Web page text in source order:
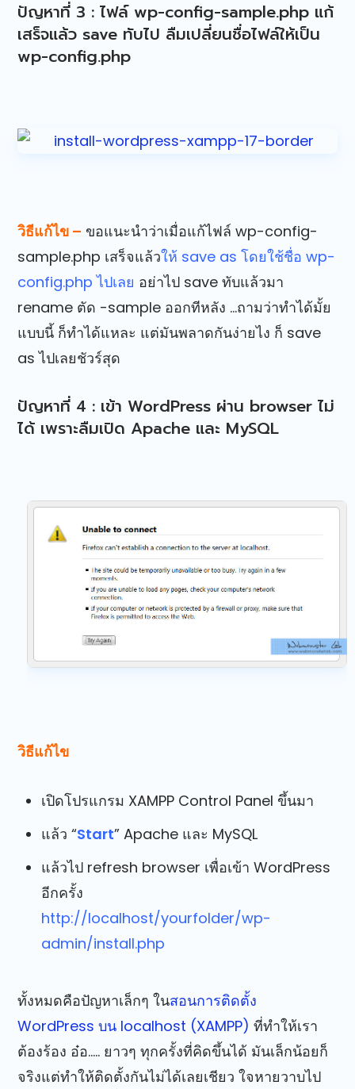
ปัญหาที่ 3 : ไฟล์ wp-config-sample.php แก้
เสร็จแล้ว save ทับไป ลืมเปลี่ยนชื่อไฟล์ให้เป็น
wp-config.php
วิธีแก้ไข – ขอแนะนำว่าเมื่อแก้ไฟล์ wp-config-
sample.php เสร็จแล้วให้ save as โดยใช้ชื่อ wp-
config.php ไปเลย อย่าไป save ทับแล้วมา
rename ตัด -sample ออกทีหลัง …ถามว่าทำได้มั้ย
แบบนี้ ก็ทำได้แหละ แต่มันพลาดกันง่ายไง ก็ save
as ไปเลยชัวร์สุด
ปัญหาที่ 4 : เข้า WordPress ผ่าน browser ไม่
ได้ เพราะลืมเปิด Apache และ MySQL
วิธีแก้ไข
เปิดโปรแกรม XAMPP Control Panel ขึ้นมา
แล้ว “Start” Apache และ MySQL
แล้วไป refresh browser เพื่อเข้า WordPress
อีกครั้ง
http://localhost/yourfolder/wp-
admin/install.php
ทั้งหมดคือปัญหาเล็กๆ ในสอนการติดตั้ง
WordPress บน localhost (XAMPP) ที่ทำให้เรา
ต้องร้อง อ๋อ….. ยาวๆ ทุกครั้งที่คิดขึ้นได้ มันเล็กน้อยก็
จริงแต่ทำให้ติดตั้งกันไม่ได้เลยเชียว ใจหายวาบไป